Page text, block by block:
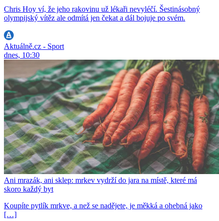
Chris Hoy ví, že jeho rakovinu už lékaři nevyléčí. Šestinásobný
olympijský vítěz ale odmítá jen čekat a dál bojuje po svém.
Aktuálně.cz - Sport
dnes, 10:30
Ani mrazák, ani sklep: mrkev vydrží do jara na místě, které má
skoro každý byt
Koupíte pytlík mrkve, a než se nadějete, je měkká a ohebná jako
[…]